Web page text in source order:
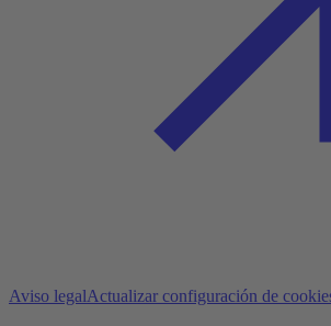
Aviso legalActualizar configuración de